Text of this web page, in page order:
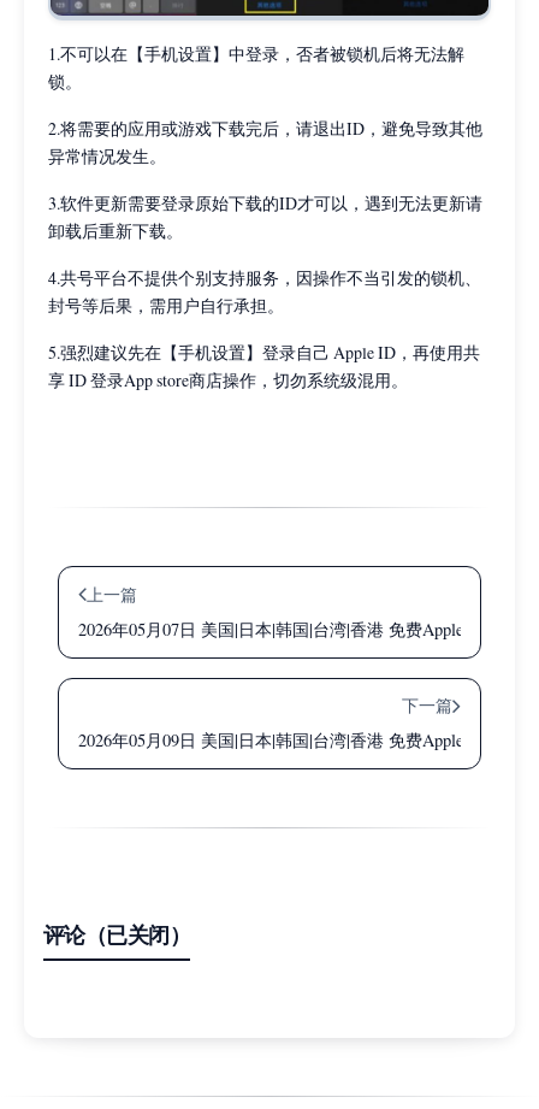
1.不可以在【手机设置】中登录，否者被锁机后将无法解
锁。
2.将需要的应用或游戏下载完后，请退出ID，避免导致其他
异常情况发生。
3.软件更新需要登录原始下载的ID才可以，遇到无法更新请
卸载后重新下载。
4.共号平台不提供个别支持服务，因操作不当引发的锁机、
封号等后果，需用户自行承担。
5.强烈建议先在【手机设置】登录自己 Apple ID，再使用共
享 ID 登录App store商店操作，切勿系统级混用。
上一篇
2026年05月07日 美国|日本|韩国|台湾|香港 免费Apple ID共享
下一篇
2026年05月09日 美国|日本|韩国|台湾|香港 免费Apple ID共享
评论（已关闭）